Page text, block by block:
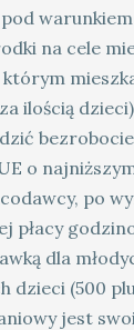
na cele
którym
ilością
o
po
płacy
dla
dzieci (500
jest